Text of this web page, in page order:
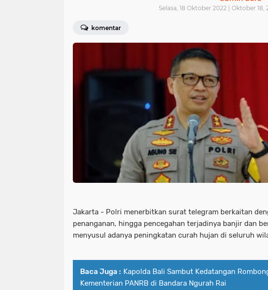
Selasa, 18 Oktober 2022 | Oktober 18,
komentar
Jakarta - Polri menerbitkan surat telegram berkaitan
penanganan, hingga pencegahan terjadinya banjir dan
menyusul adanya peningkatan curah hujan di seluruh
Baca Juga : Kapolda Bali Sambut Kedatangan
Kementerian PANRB di Bandara Ngurah Rai